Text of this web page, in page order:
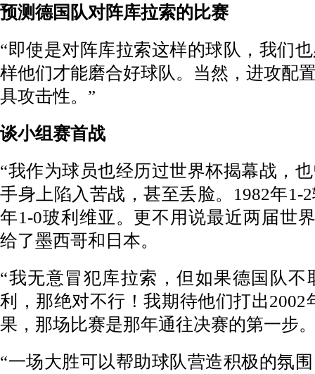
预测德国队对阵库拉索的比赛
“即使是对阵库拉索这样的球队，我们
样他们才能磨合好球队。当然，进攻配
具攻击性。”
谈小组赛首战
“我作为球员也经历过世界杯揭幕战，
手身上陷入苦战，甚至丢脸。1982年1-
年1-0玻利维亚。更不用说最近两届世
给了墨西哥和日本。
“我无意冒犯库拉索，但如果德国队不
利，那绝对不行！我期待他们打出2002
果，那场比赛是那年通往决赛的第一步
“一场大胜可以帮助球队营造积极的氛